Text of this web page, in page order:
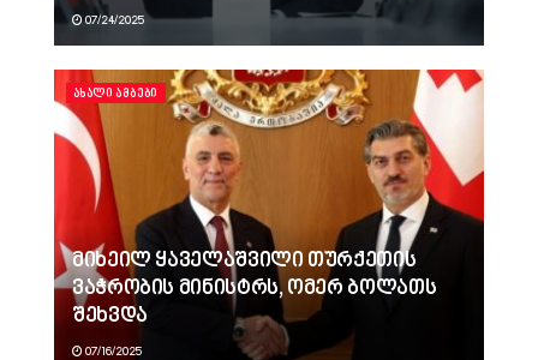
07/24/2025
ᲐᲮᲐᲚᲘ ᲐᲛᲑᲔᲑᲘ
მიხეილ ყაველაშვილი თურქეთის
ვაჭრობის მინისტრს, ომერ ბოლათს
შეხვდა
07/16/2025